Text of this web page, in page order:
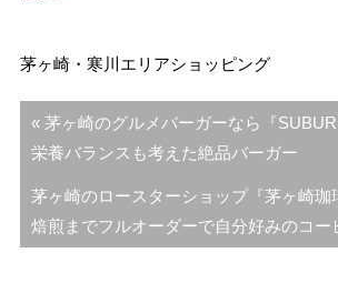
茅ヶ崎・寒川エリアショッピング
稿
ビ
ゲ
« 茅ヶ崎のグルメバーガーなら『
栄養バランスも考えた絶品バーガー
茅ヶ崎のロースターショップ『茅ヶ崎珈
焙煎までフルオーダーで自分好みのコー